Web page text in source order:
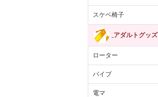
スケベ椅子
アダルトグッズ
ローター
バイブ
電マ